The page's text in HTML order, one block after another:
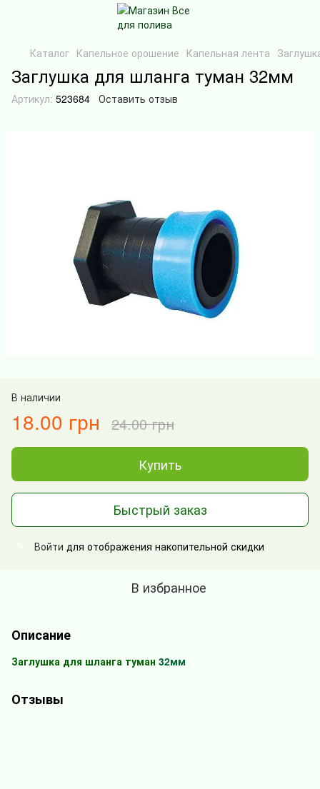
Каталог Капельное орошение Капельная лента
Заглушка для шланга туман 32мм
Артикул: 523684 Оставить отзыв
В наличии
18.00 грн 24.00 грн
Купить
Быстрый заказ
Войти для отображения накопительной скидки
В избранное
Описание
Заглушка для шланга туман 32мм
Отзывы